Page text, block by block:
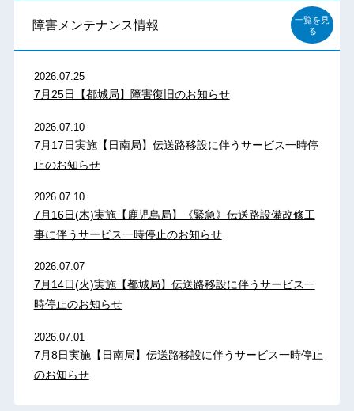
障害メンテナンス情報
一覧を見
る
2026.07.25
7月25日【都城局】障害復旧のお知らせ
2026.07.10
7月17日実施【日南局】伝送路移設に伴うサービス一時停
止のお知らせ
2026.07.10
7月16日(木)実施【鹿児島局】《緊急》伝送路設備改修工
事に伴うサービス一時停止のお知らせ
2026.07.07
7月14日(火)実施【都城局】伝送路移設に伴うサービス一
時停止のお知らせ
2026.07.01
7月8日実施【日南局】伝送路移設に伴うサービス一時停止
のお知らせ